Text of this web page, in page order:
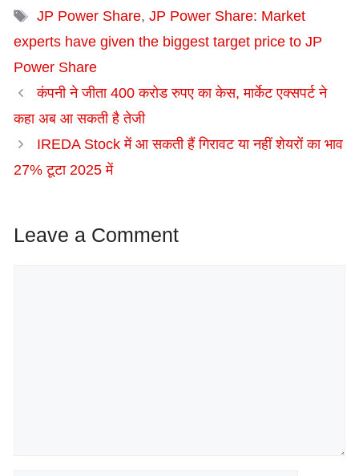
Tags
JP Power Share, JP Power Share: Market
experts have given the biggest target price to JP
Power Share
कंपनी ने जीता 400 करोड रुपए का केस, मार्केट एक्सपर्ट ने
कहा अब आ सकती है तेजी
IREDA Stock में आ सकती हैं गिरावट या नहीं शेयरों का भाव
27% टूटा 2025 में
Leave a Comment